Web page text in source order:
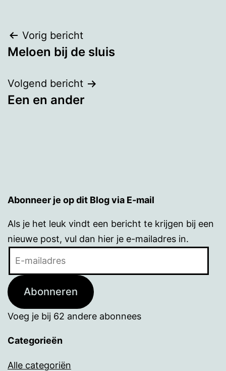
Bericht
navigatie
Vorig bericht
Meloen bij de sluis
Volgend bericht
Een en ander
Abonneer je op dit Blog via E-mail
Als je het leuk vindt een bericht te krijgen bij een
nieuwe post, vul dan hier je e-mailadres in.
Abonneren
Voeg je bij 62 andere abonnees
Categorieën
Alle categoriën